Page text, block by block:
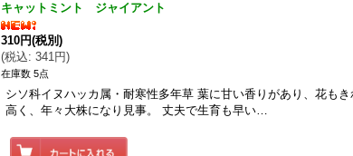
キャットミント ジャイアント
310円(税別)
(税込: 341円)
在庫数 5点
シソ科イヌハッカ属・耐寒性多年草 葉に甘い香りがあり、花も
高く、年々大株になり見事。 丈夫で生育も早い…